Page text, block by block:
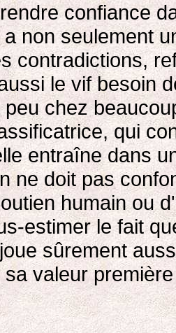
confiance
non seulement
contradictions,
le vif besoin
chez
qui
entraîne dans
ne doit pas
humain ou
estimer le fait
sûrement
valeur